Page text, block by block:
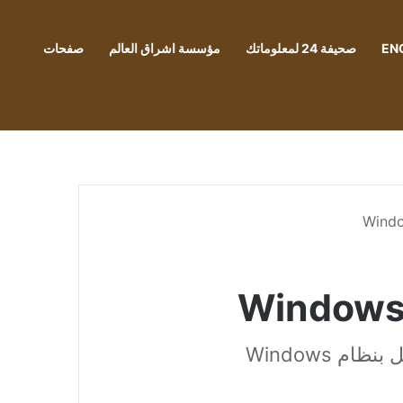
صحيفة 24 لمعلوماتك مؤسسة اشراق العالم صفحات